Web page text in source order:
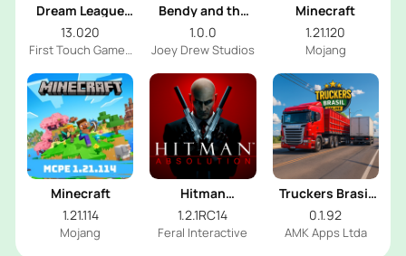
Dream League
Soccer 2026
13.020
First Touch Games
Bendy and the
Dark Revival
1.0.0
Joey Drew Studios
Minecraft
1.21.120
Mojang
Minecraft
1.21.114
Mojang
Hitman
Absolution
1.2.1RC14
Feral Interactive
Truckers Brasil
Online
0.1.92
AMK Apps Ltda